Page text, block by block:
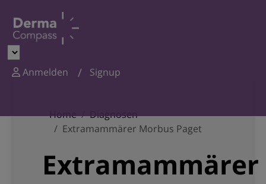
Anmelden Signup
Home
Diagnosen
Extramammärer Morbus Paget
Extramammärer